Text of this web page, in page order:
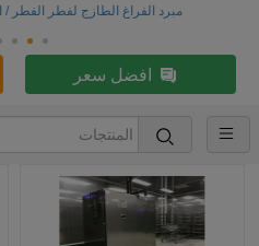
مبرد الفراغ الطازج لفطر الفطر
افضل سعر